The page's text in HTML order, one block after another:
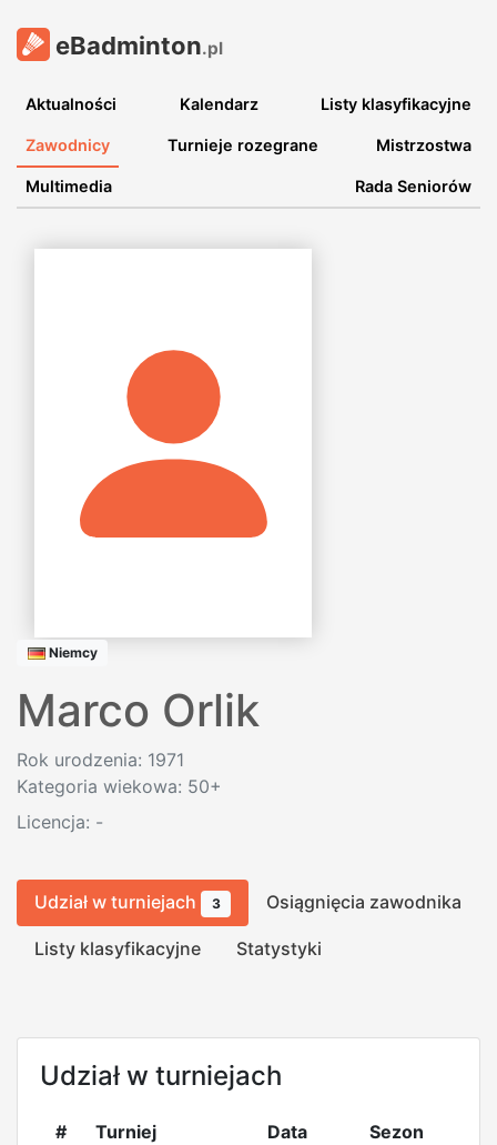
eBadminton.pl
Aktualności Kalendarz Listy klasyfikacyjne
Zawodnicy Turnieje rozegrane Mistrzostwa
Multimedia Rada Seniorów
Niemcy
Marco Orlik
Rok urodzenia: 1971
Kategoria wiekowa: 50+
Licencja: -
Udział w turniejach 3 Osiągnięcia zawodnika
Listy klasyfikacyjne Statystyki
Udział w turniejach
# Turniej Data Sezon